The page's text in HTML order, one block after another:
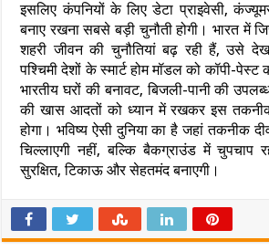
इसलिए कंपनियों के लिए डेटा प्राइवेसी,
बनाए रखना सबसे बड़ी चुनौती होगी। भारत में
शहरी जीवन की चुनौतियां बढ़ रही हैं, उसे
पश्चिमी देशों के स्मार्ट होम मॉडल को कॉपी-
भारतीय घरों की बनावट, बिजली-पानी की
की खास आदतों को ध्यान में रखकर इस
होगा। भविष्य ऐसी दुनिया का है जहां तकनीक
चिल्लाएगी नहीं, बल्कि बैकग्राउंड में चुपचाप
सुरक्षित, टिकाऊ और सेहतमंद बनाएगी।